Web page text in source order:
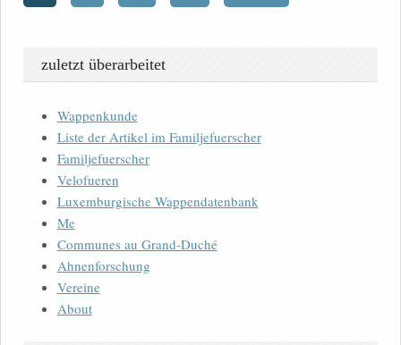
zuletzt überarbeitet
Wappenkunde
Liste der Artikel im Familjefuerscher
Familjefuerscher
Velofueren
Luxemburgische Wappendatenbank
Me
Communes au Grand-Duché
Ahnenforschung
Vereine
About